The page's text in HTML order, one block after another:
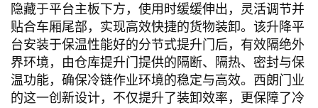
隐藏于平台主板下方，使用时缓缓伸出，灵活调节并
贴合车厢尾部，实现高效快捷的货物装卸。该升降平
台安装于保温性能好的分节式提升门后，有效隔绝外
界环境，由仓库提升门提供的隔断、隔热、密封与保
温功能，确保冷链作业环境的稳定与高效。西朗门业
的这一创新设计，不仅提升了装卸效率，更保障了冷